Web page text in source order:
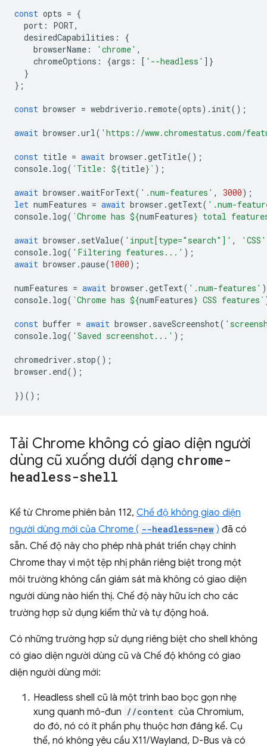
const opts = {
port : PORT,
desiredCapabilities :
{
browserName : 'chrome' ,
chromeOptions : {args : [ '--headless' ]}
}
};
const browser = webdriverio . remote(opts). init();
await browser .url( 'https://www.chromestatus.com/
const title = await browser .getTitle();
console. log( `Title: ${title} ` );
await browser .waitForText( '.num-features' , 3000);
let numFeatures = await browser .getText( '.num-
console. log( `Chrome has ${numFeatures} total
await browser . setValue( 'input[type="search"]' , 'CSS'
console. log( 'Filtering features...' );
await browser .pause(1000);
numFeatures = await browser .getText( '.num-features'
console. log( `Chrome has ${numFeatures} CSS features`
const buffer = await browser . saveScreenshot(
console. log( 'Saved screenshot...' );
chromedriver . stop();
browser . end();
})();
Tải Chrome không có giao diện người
dùng cũ xuống dưới dạng chrome-
headless-shell
Kể từ Chrome phiên bản 112, Chế độ không giao diện
người dùng mới của Chrome ( --headless=new ) đã có
sẵn. Chế độ này cho phép nhà phát triển chạy chính
Chrome thay vì một tệp nhị phân riêng biệt trong một
môi trường không cần giám sát mà không có giao diện
người dùng nào hiển thị. Chế độ này hữu ích cho các
trường hợp sử dụng kiểm thử và tự động hoá.
Có những trường hợp sử dụng riêng biệt cho shell không
có giao diện người dùng cũ và Chế độ không có giao
diện người dùng mới:
Headless shell cũ là một trình bao bọc gọn nhẹ
xung quanh mô-đun //content của Chromium,
do đó, nó có ít phần phụ thuộc hơn đáng kể. Cụ
thể, nó không yêu cầu X11/Wayland, D-Bus và có